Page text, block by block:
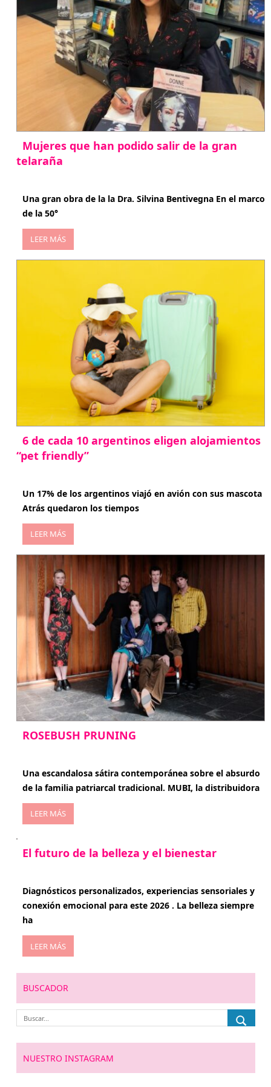
Mujeres que han podido salir de la gran
telaraña
Una gran obra de la la Dra. Silvina Bentivegna En el marco
de la 50°
LEER MÁS
6 de cada 10 argentinos eligen alojamientos
“pet friendly”
Un 17% de los argentinos viajó en avión con sus mascota
Atrás quedaron los tiempos
LEER MÁS
ROSEBUSH PRUNING
Una escandalosa sátira contemporánea sobre el absurdo
de la familia patriarcal tradicional. MUBI, la distribuidora
LEER MÁS
El futuro de la belleza y el bienestar
Diagnósticos personalizados, experiencias sensoriales y
conexión emocional para este 2026 . La belleza siempre
ha
LEER MÁS
BUSCADOR
NUESTRO INSTAGRAM